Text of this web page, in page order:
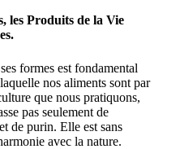
les Produits de la Vie
formes est fondamental
nos aliments sont par
que nous pratiquons,
pas seulement de
de purin. Elle est sans
avec la nature.